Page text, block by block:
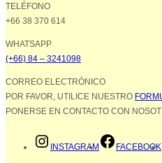
TELÉFONO
+66 38 370 614
WHATSAPP
(+66) 84 – 3241098
CORREO ELECTRÓNICO
POR FAVOR, UTILICE NUESTRO
PONERSE EN CONTACTO CON
INSTAGRAM FACEBOOK